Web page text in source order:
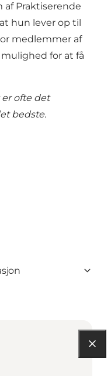
af Praktiserende
hun lever op til
medlemmer af
for at få
er ofte det
bedste.